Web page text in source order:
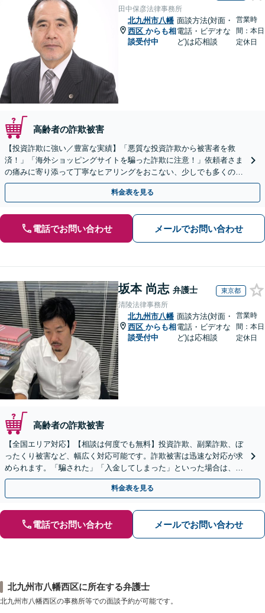
田中保彦法律事務所
北九州市八幡
西区 からも相
談受付中
面談方法(対面・
電話・ビデオな
ど)は応相談
営業時
間：本日
定休日
高齢者の詐欺被害
【投資詐欺に強い／豊富な実績】「悪質な投資詐欺から被害者を救
済！」「海外ショッピングサイトを騙った詐欺に注意！」依頼者さま
の痛みに寄り添って丁寧なヒアリングをおこない、少しでも多くの返
金が得られるよう尽力します！
料金表を見る
電話でお問い合わせ メールでお問い合わせ
坂本 尚志 弁護士 東京都
清陵法律事務所
北九州市八幡
西区 からも相
談受付中
面談方法(対面・
電話・ビデオな
ど)は応相談
営業時
間：本日
定休日
高齢者の詐欺被害
【全国エリア対応】【相談は何度でも無料】投資詐欺、副業詐欺、ぼ
ったくり被害など、幅広く対応可能です。詐欺被害は迅速な対応が求
められます。「騙された」「入金してしまった」といった場合は、お
早めにご相談ください。【電話・メール・WEB相談可】
料金表を見る
電話でお問い合わせ メールでお問い合わせ
北九州市八幡西区に所在する弁護士
北九州市八幡西区の事務所等での面談予約が可能です。